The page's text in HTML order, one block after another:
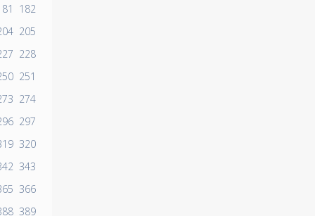
182
205
228
251
274
297
320
343
366
389